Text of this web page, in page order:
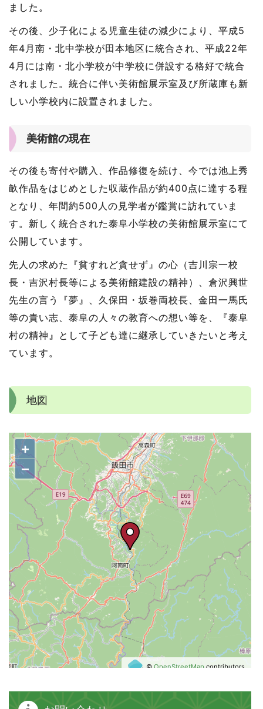
ました。
その後、少子化による児童生徒の減少により、平成5
年4月南・北中学校が田本地区に統合され、平成22年
4月には南・北小学校が中学校に併設する格好で統合
されました。統合に伴い美術館展示室及び所蔵庫も新
しい小学校内に設置されました。
美術館の現在
その後も寄付や購入、作品修復を続け、今では池上秀
畝作品をはじめとした収蔵作品が約400点に達する程
となり、年間約500人の見学者が鑑賞に訪れていま
す。新しく統合された泰阜小学校の美術館展示室にて
公開しています。
先人の求めた『貧すれど貪せず』の心（吉川宗一校
長・吉沢村長等による美術館建設の精神）、倉沢興世
先生の言う『夢』、久保田・坂巻両校長、金田一馬氏
等の貴い志、泰阜の人々の教育への想い等を、『泰阜
村の精神』として子ども達に継承していきたいと考え
ています。
地図
+
−
©OpenStreetMap contributors.